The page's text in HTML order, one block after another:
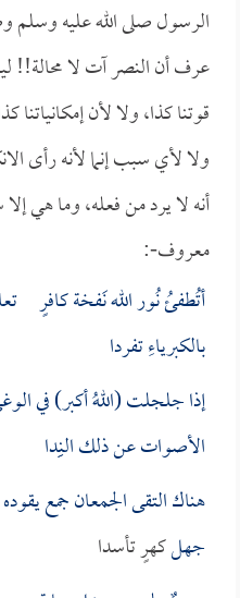
الرسول صلى الله عليه وسلم
عرف أن النصر آت لا محالة!!
قوتنا كذا، ولا لأن إمكانياتنا
ولا لأي سبب إنما لأنه رأى
أنه لا يرد من فعله، وما هي
معروف-:
أتُطفئُ نُور الله نَفخة كافرٍ
بالكبرياءِ تفردا
إذا جلجلت (اللهُ أكبر) في
الأصوات عن ذلك النِِدا
هناك التقى الجمعان جمع
جهلكهرٍ تأسدا